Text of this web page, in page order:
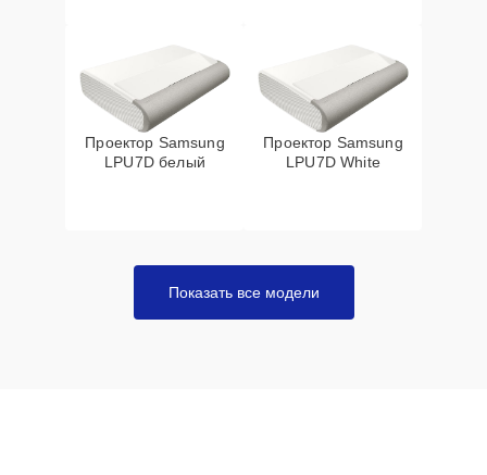
Проектор Samsung
LPU7D белый
Проектор Samsung
LPU7D White
Показать все модели